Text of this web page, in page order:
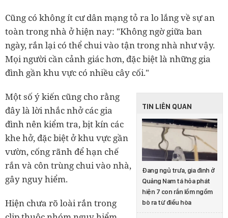
Cũng có không ít cư dân mạng tỏ ra lo lắng về sự an
toàn trong nhà ở hiện nay: "Không ngờ giữa ban
ngày, rắn lại có thể chui vào tận trong nhà như vậy.
Mọi người cần cảnh giác hơn, đặc biệt là những gia
đình gần khu vực có nhiều cây cối."
TIN LIÊN QUAN
Đang ngủ trưa, gia đình ở
Quảng Nam tá hỏa phát
hiện 7 con rắn lồm ngồm
bò ra từ điều hòa
Một số ý kiến cũng cho rằng
đây là lời nhắc nhở các gia
đình nên kiểm tra, bịt kín các
khe hở, đặc biệt ở khu vực gần
vườn, cống rãnh để hạn chế
rắn và côn trùng chui vào nhà,
gây nguy hiểm.
Hiện chưa rõ loài rắn trong